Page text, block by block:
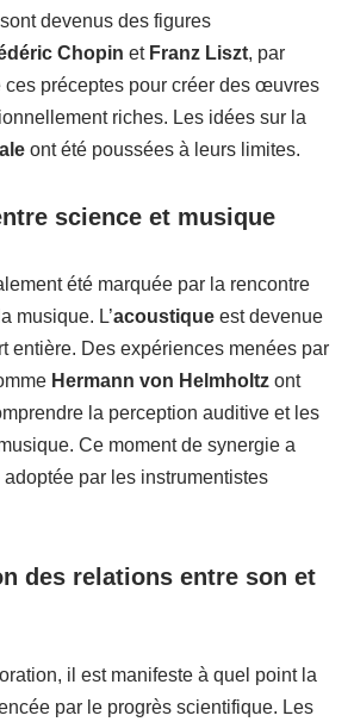
devenus des figures
Chopin et Franz Liszt, par
ces préceptes pour créer des œuvres
riches. Les idées sur la
ont été poussées à leurs limites.
science et musique
été marquée par la rencontre
musique. L’acoustique est devenue
entière. Des expériences menées par
Hermann von Helmholtz ont
la perception auditive et les
Ce moment de synergie a
adoptée par les instrumentistes
des relations entre son et
il est manifeste à quel point la
par le progrès scientifique. Les